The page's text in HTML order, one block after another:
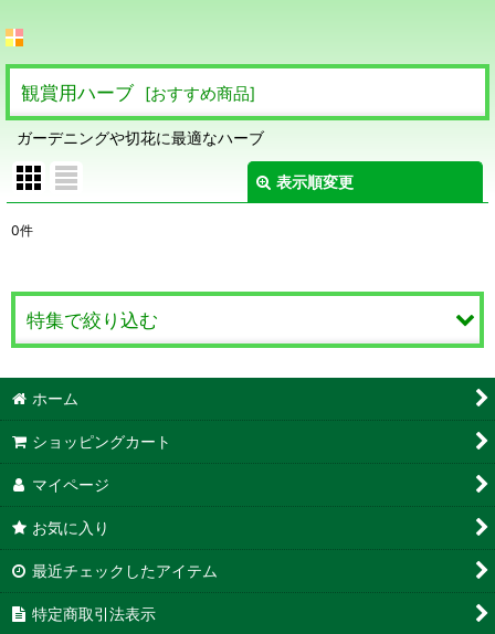
観賞用ハーブ [おすすめ商品]
ガーデニングや切花に最適なハーブ
表示順変更
表示数
在庫あり
並び順:
0件
特集で絞り込む
ティーハーブ
クラフトハーブ
防虫ハーブ
観賞用ハーブ
ホーム
ショッピングカート
マイページ
お気に入り
最近チェックしたアイテム
特定商取引法表示